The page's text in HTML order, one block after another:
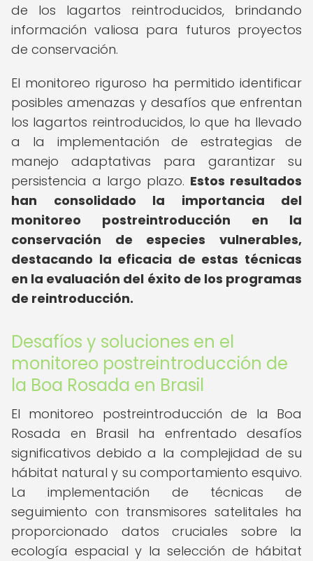
de los lagartos reintroducidos, brindando
información valiosa para futuros proyectos
de conservación.
El monitoreo riguroso ha permitido identificar
posibles amenazas y desafíos que enfrentan
los lagartos reintroducidos, lo que ha llevado
a la implementación de estrategias de
manejo adaptativas para garantizar su
persistencia a largo plazo. Estos resultados
han consolidado la importancia del
monitoreo postreintroducción en la
conservación de especies vulnerables,
destacando la eficacia de estas técnicas
en la evaluación del éxito de los programas
de reintroducción.
Desafíos y soluciones en el
monitoreo postreintroducción de
la Boa Rosada en Brasil
El monitoreo postreintroducción de la Boa
Rosada en Brasil ha enfrentado desafíos
significativos debido a la complejidad de su
hábitat natural y su comportamiento esquivo.
La implementación de técnicas de
seguimiento con transmisores satelitales ha
proporcionado datos cruciales sobre la
ecología espacial y la selección de hábitat